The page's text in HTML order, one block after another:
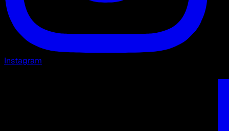
Instagram